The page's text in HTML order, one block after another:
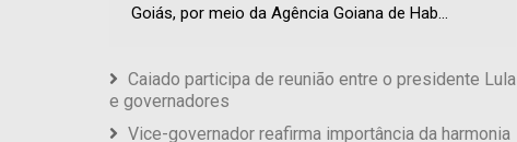
Goiás, por meio da Agência Goiana de Hab...
Caiado participa de reunião entre o presidente Lula
e governadores
Vice-governador reafirma importância da harmonia